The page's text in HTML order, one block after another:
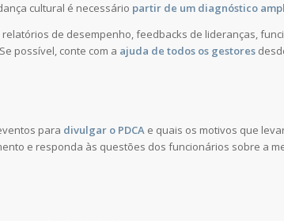
cultural é necessário partir de um diagnóstico
relatórios de desempenho, feedbacks de lideranças,
possível, conte com a ajuda de todos os gestores
para divulgar o PDCA e quais os motivos que
e responda às questões dos funcionários sobre a